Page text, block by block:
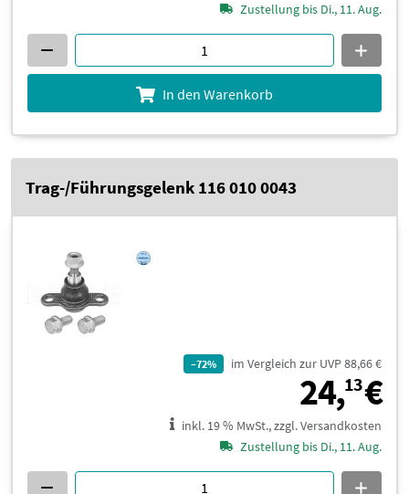
Zustellung bis Di., 11. Aug.
In den Warenkorb
Trag-/Führungsgelenk 116 010 0043
–72% im Vergleich zur UVP 88,66 €
24,13€
inkl. 19 % MwSt., zzgl. Versandkosten
Zustellung bis Di., 11. Aug.